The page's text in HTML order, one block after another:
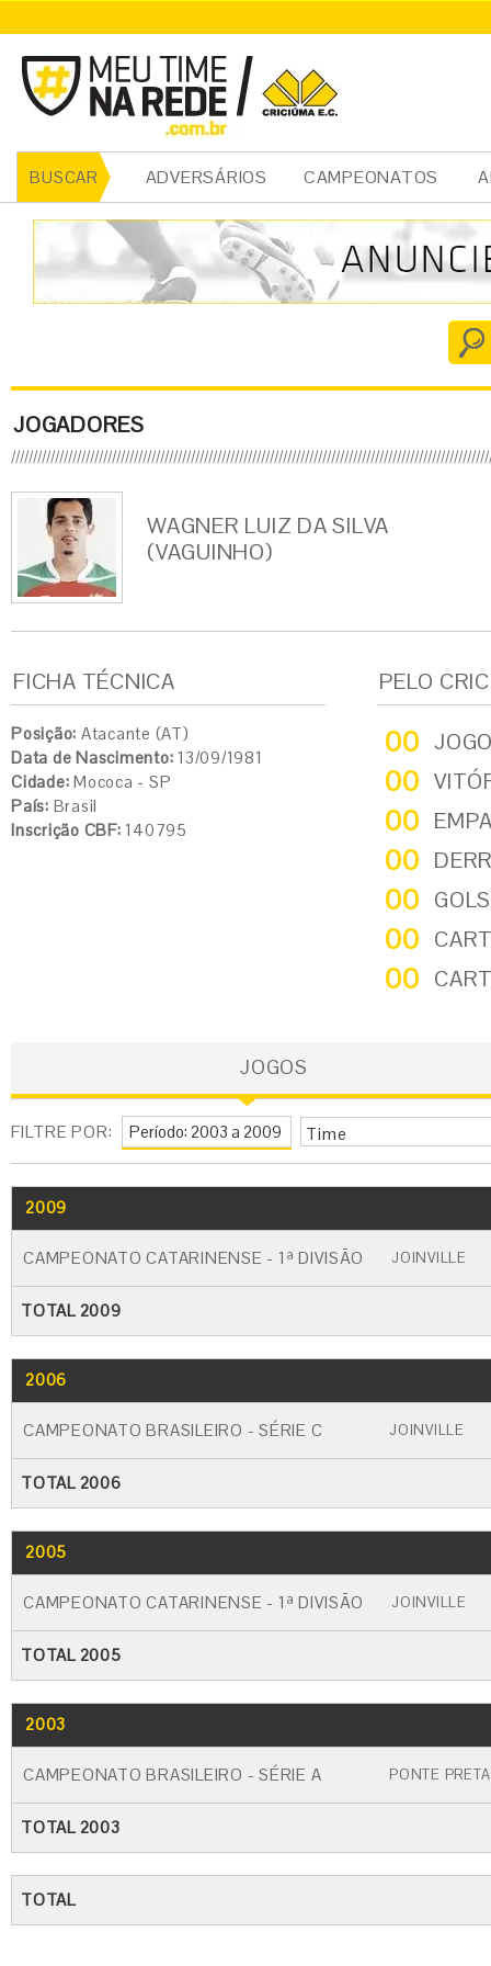
BUSCAR ADVERSÁRIOS CAMPEONATOS
JOGADORES
WAGNER LUIZ DA SILVA
(VAGUINHO)
FICHA TÉCNICA
Posição: Atacante (AT)
Data de Nascimento: 13/09/1981
Cidade: Mococa - SP
País: Brasil
Inscrição CBF: 140795
PELO
00
00
00
00
00
00
00
JOGOS
FILTRE POR: Time
2009
CAMPEONATO CATARINENSE - 1ª DIVISÃO JOINVILLE
TOTAL 2009
2006
CAMPEONATO BRASILEIRO - SÉRIE C JOINVILLE
TOTAL 2006
2005
CAMPEONATO CATARINENSE - 1ª DIVISÃO JOINVILLE
TOTAL 2005
2003
CAMPEONATO BRASILEIRO - SÉRIE A PONTE PRETA
TOTAL 2003
TOTAL